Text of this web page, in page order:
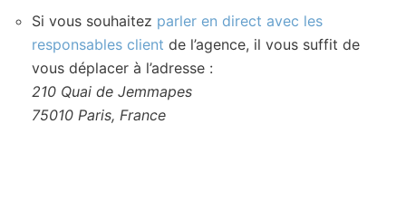
Si vous souhaitez parler en direct avec les
responsables client de l’agence, il vous suffit de
vous déplacer à l’adresse :
210 Quai de Jemmapes
75010 Paris, France